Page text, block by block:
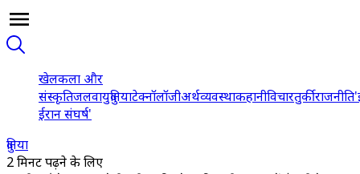
खेलकला और
संस्कृतिजलवायुदुनियाटेक्नॉलॉजीअर्थव्यवस्थाकहानीविचारतुर्कीराजनीति
ईरान संघर्ष'
दुनिया
2 मिनट पढ़ने के लिए